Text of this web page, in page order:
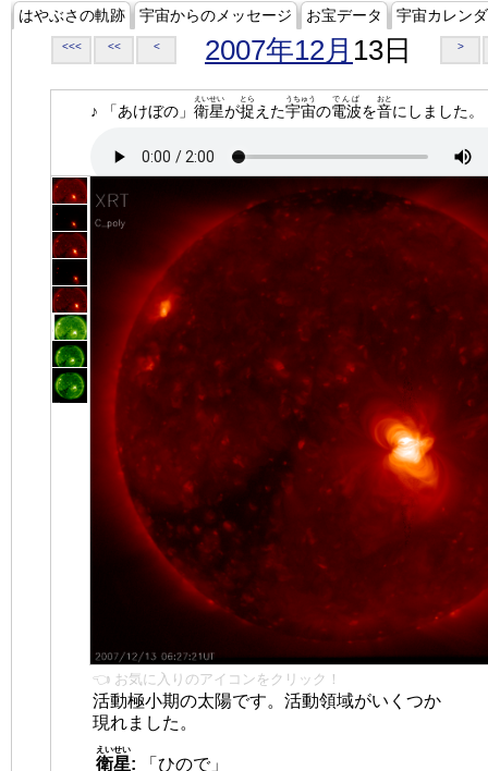
はやぶさの軌跡 宇宙からのメッセージ お宝データ 宇宙カレン
<<< << < 2007年12月 13日 >
♪ 「あけぼの」 衛星
えいせい
が捉
とら
えた宇宙
うちゅう
の電波
でんぱ
を音
おと
にしました。
👈 お気に入りのアイコンをクリック！
活動極小期の太陽です。活動領域がいくつか
現れました。
衛星
えいせい
:
「ひので」